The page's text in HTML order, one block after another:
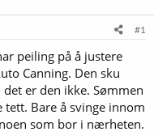
#1
peiling på å justere
Canning. Den sku
er den ikke. Sømmen
Bare å svinge innom
som bor i nærheten.